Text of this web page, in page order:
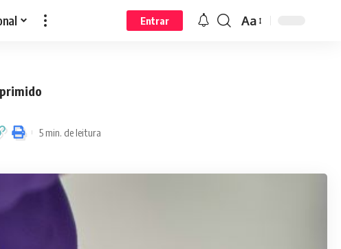
Entrar Aa
5 min. de leitura